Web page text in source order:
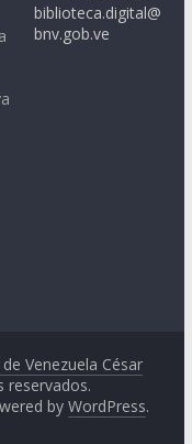
biblioteca.digital@
bnv.gob.ve
Venezuela César
reservados.
byWordPress.